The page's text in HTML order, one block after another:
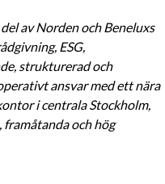
av Norden och Beneluxs
ESG,
strukturerad och
ansvar med ett nära
i centrala Stockholm,
framåtanda och hög